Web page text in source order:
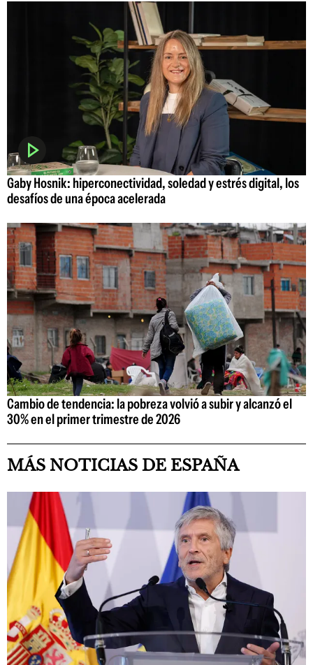
Gaby Hosnik: hiperconectividad, soledad y estrés digital, los
desafíos de una época acelerada
Cambio de tendencia: la pobreza volvió a subir y alcanzó el
30% en el primer trimestre de 2026
MÁS NOTICIAS DE ESPAÑA